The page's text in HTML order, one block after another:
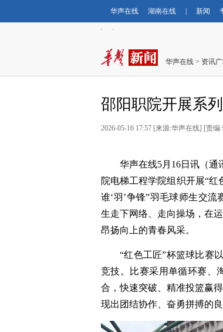
华声在线 湖南在线 新闻
华声在线 > 资讯
邵阳职院开展系
2026-05-16 17:57 [来源:华声在线] [责编
华声在线5月16日讯（
院电梯工程学院组织开展“红
谁‘羽’争锋”羽毛球师生交
生走下网络、走向操场，在
昂扬向上的青春风采。
“红色工匠”杯篮球比赛
竞技。比赛采用单循环赛、
合，快速突破、精准投篮赢
现出团结协作、奋勇拼搏的良